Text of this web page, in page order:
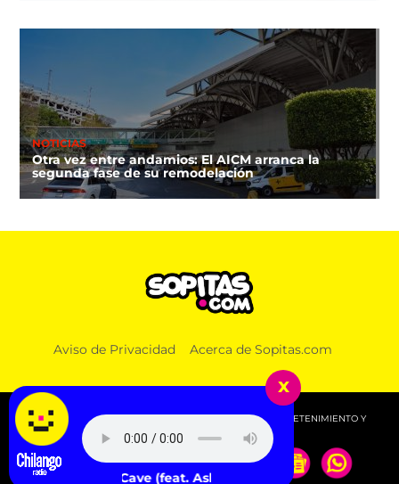
NOTICIAS
Otra vez entre andamios: El AICM arranca la
segunda fase de su remodelación
Aviso de Privacidad Acerca de Sopitas.com
© 2026 SOPITAS.COM - MÚSICA, NOTICIAS, DEPORTES, ENTRETENIMIENTO Y
MÁS!.
x
Bobby Womack, Dave Jolicoeur, Jalen Ngonda and